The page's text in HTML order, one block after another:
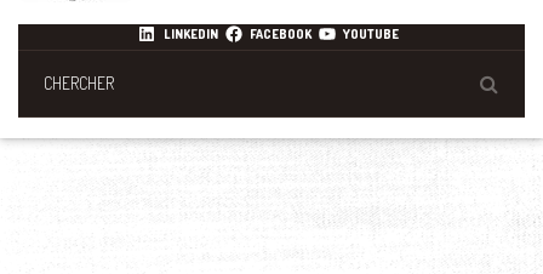
LINKEDIN FACEBOOK YOUTUBE